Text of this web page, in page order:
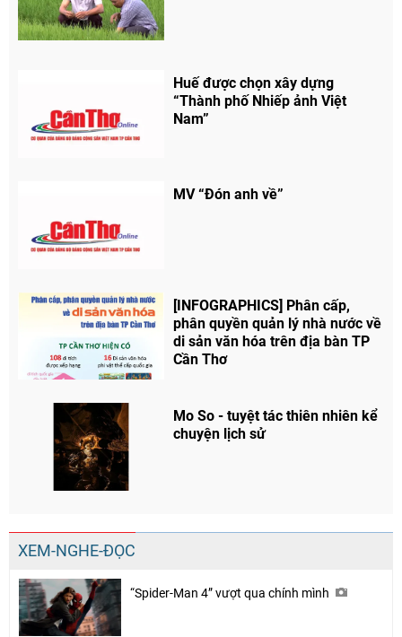
Huế được chọn xây dựng
“Thành phố Nhiếp ảnh Việt
Nam”
MV “Đón anh về”
[INFOGRAPHICS] Phân cấp,
phân quyền quản lý nhà nước về
di sản văn hóa trên địa bàn TP
Cần Thơ
Mo So - tuyệt tác thiên nhiên kể
chuyện lịch sử
XEM-NGHE-ĐỌC
“Spider-Man 4” vượt qua chính mình